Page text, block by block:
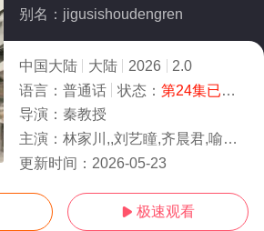
别名：jigusishoudengren
中国大陆 大陆 2026
2.0
语言： 普通话 状态： 第24集已完结
导演： 秦教授
主演： 林家川,,刘艺瞳,齐晨君,喻亢,宋言之
更新时间： 2026-05-23
 极速观看